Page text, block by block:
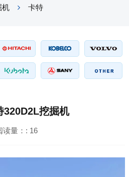
机 卡特
320D2L挖掘机
读量：: 16